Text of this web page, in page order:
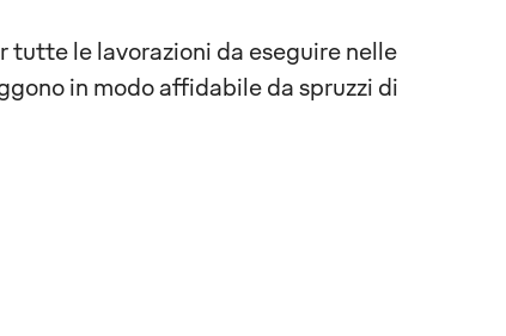
le lavorazioni da eseguire nelle
in modo affidabile da spruzzi di